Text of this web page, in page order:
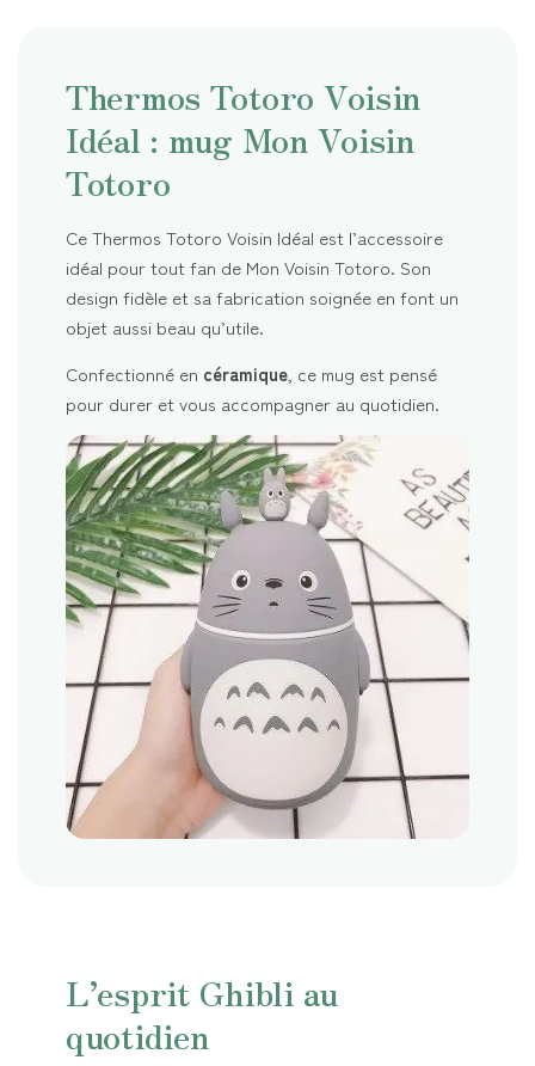
Thermos Totoro Voisin
Idéal : mug Mon Voisin
Totoro
Ce Thermos Totoro Voisin Idéal est l’accessoire
idéal pour tout fan de Mon Voisin Totoro. Son
design fidèle et sa fabrication soignée en font un
objet aussi beau qu’utile.
Confectionné en céramique, ce mug est pensé
pour durer et vous accompagner au quotidien.
L’esprit Ghibli au
quotidien